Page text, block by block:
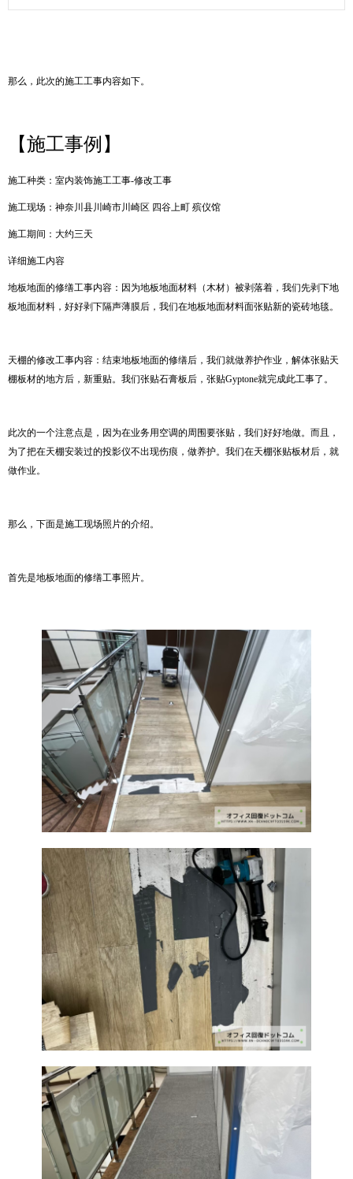
那么，此次的施工工事内容如下。
【施工事例】
施工种类：室内装饰施工工事-修改工事
施工现场：神奈川县川崎市川崎区 四谷上町 殡仪馆
施工期间：大约三天
详细施工内容
地板地面的修缮工事内容：因为地板地面材料（木材）被剥落着，我们先剥下地
板地面材料，好好剥下隔声薄膜后，我们在地板地面材料面张贴新的瓷砖地毯。
天棚的修改工事内容：结束地板地面的修缮后，我们就做养护作业，解体张贴天
棚板材的地方后，新重贴。我们张贴石膏板后，张贴Gyptone就完成此工事了。
此次的一个注意点是，因为在业务用空调的周围要张贴，我们好好地做。而且，
为了把在天棚安装过的投影仪不出现伤痕，做养护。我们在天棚张贴板材后，就
做作业。
那么，下面是施工现场照片的介绍。
首先是地板地面的修缮工事照片。